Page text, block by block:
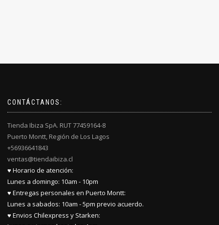
CONTÁCTANOS:
Tienda Ibiza SpA. RUT 77459164-8
Puerto Montt, Región de Los Lagos
+56936641843
ventas@tiendaibiza.cl
♥ Horario de atención:
Lunes a domingo: 10am - 10pm
♥ Entregas personales en Puerto Montt:
Lunes a sabados: 10am - 5pm previo acuerdo.
♥ Envios Chilexpress y Starken: